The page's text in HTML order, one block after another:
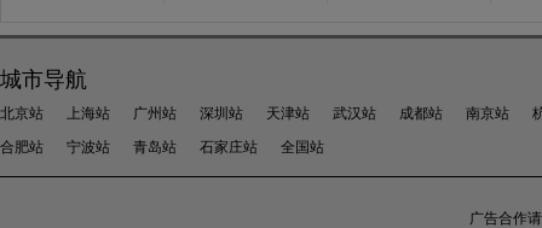
城市导航
北京站 上海站 广州站 深圳站 天津站 武汉站 成都站 南京站
合肥站
宁波站 青岛站 石家庄站 全国站
广告合作